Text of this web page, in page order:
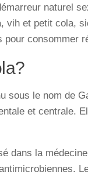
naturel
vih et petit cola,
consommer
sous le nom de
et centrale.
dans la